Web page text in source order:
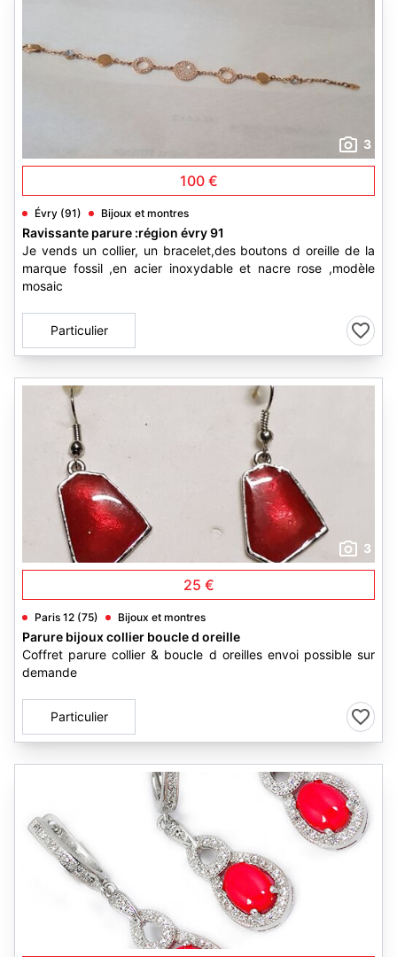
3
100 €
Évry (91) Bijoux et montres
Ravissante parure :région évry 91
Je vends un collier, un bracelet,des boutons d oreille de la
marque fossil ,en acier inoxydable et nacre rose ,modèle
mosaic
Particulier
3
25 €
Paris 12 (75) Bijoux et montres
Parure bijoux collier boucle d oreille
Coffret parure collier & boucle d oreilles envoi possible sur
demande
Particulier